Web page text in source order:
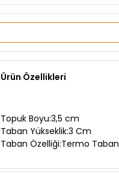
Ürün Özellikleri
Topuk Boyu:3,5 cm
Taban Yükseklik:3 Cm
Taban Özelliği:Termo Taban